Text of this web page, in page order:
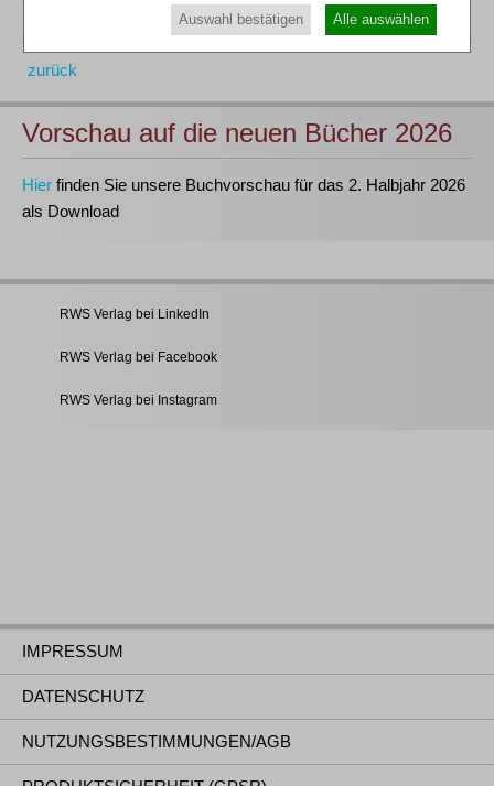
zurück
Vorschau auf die neuen Bücher 2026
Hier finden Sie unsere Buchvorschau für das 2. Halbjahr 2026
als Download
RWS Verlag bei LinkedIn
RWS Verlag bei Facebook
RWS Verlag bei Instagram
IMPRESSUM
DATENSCHUTZ
NUTZUNGSBESTIMMUNGEN/AGB
Auswahl bestätigen Alle auswählen